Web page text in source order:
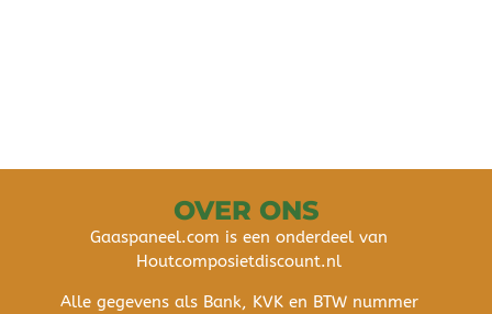
OVER ONS
Gaaspaneel.com is een onderdeel van
Houtcomposietdiscount.nl
Alle gegevens als Bank, KVK en BTW nummer